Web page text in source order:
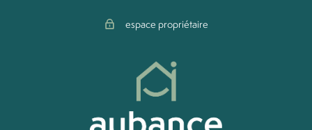
espace propriétaire